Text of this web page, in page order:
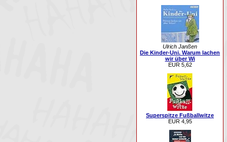
Ulrich Janßen
Die Kinder-Uni. Warum lachen
wir über Wi
EUR 5,62
Superspitze Fußballwitze
EUR 4,95